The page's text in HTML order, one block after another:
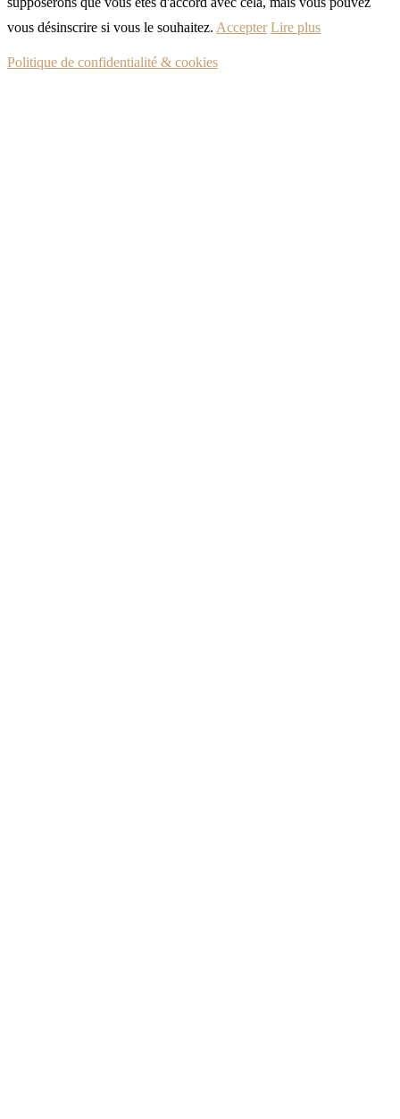
vous désinscrire si vous le souhaitez. Accepter Lire plus
Politique de confidentialité & cookies